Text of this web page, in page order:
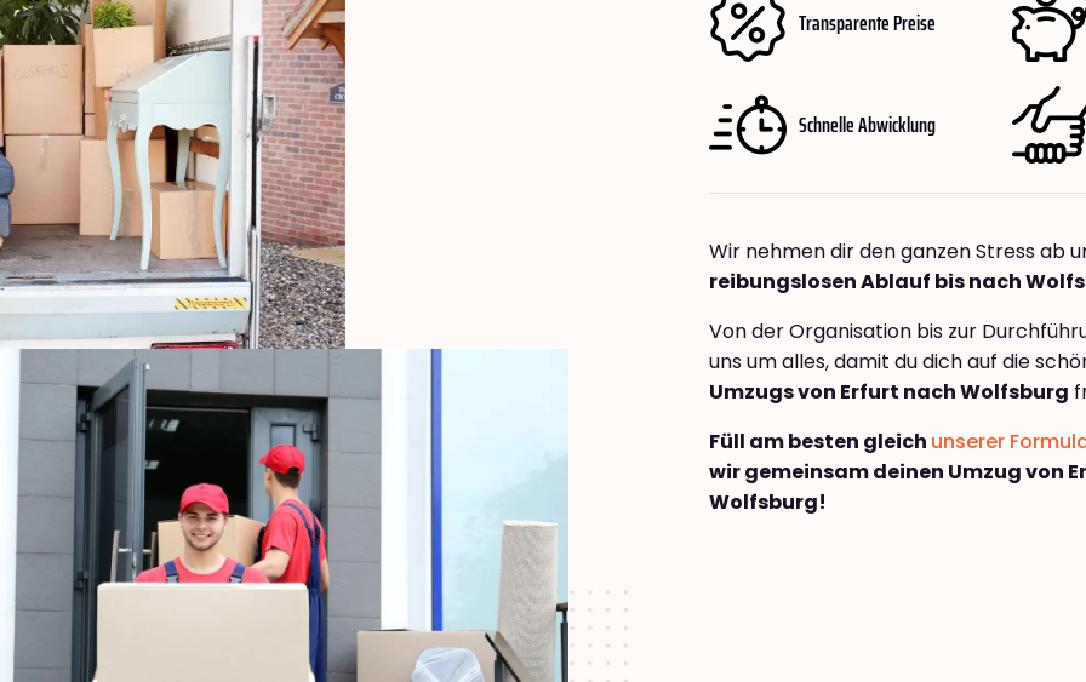
Transparente Preise
Schnelle Abwicklung
Wir nehmen dir den ganzen Stress ab
reibungslosen Ablauf bis nach
Von der Organisation bis zur
uns um alles, damit du dich auf die
Umzugs von Erfurt nach Wolfsburg
Füll am besten gleich unserer
wir gemeinsam deinen Umzug von
Wolfsburg!